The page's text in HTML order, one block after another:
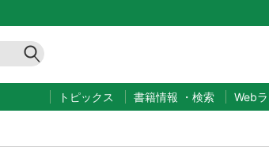
トピックス 書籍情報 ・ 検索 Web